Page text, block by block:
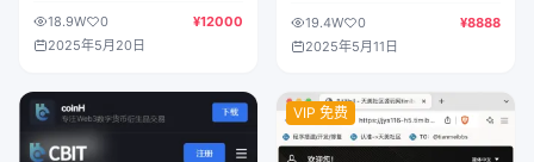
前端uniapp纯源码+后端
PHP
18.9W 0
¥12000
2025年5月20日
行情控制+交易对游戏+代理
系统/前端uniapp+后端PHP
19.4W 0
¥8888
2025年5月11日
VIP 免费